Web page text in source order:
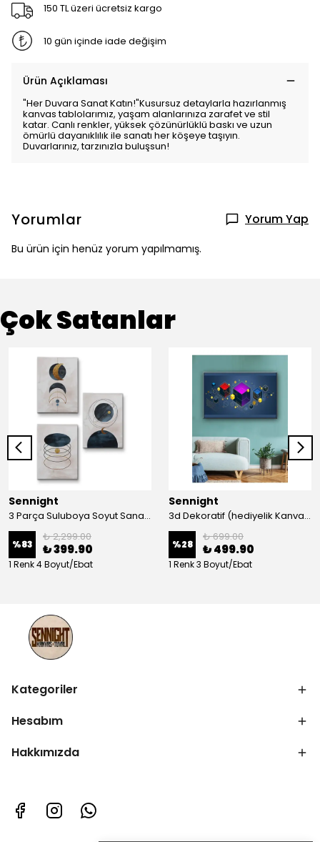
150 TL üzeri ücretsiz kargo
10 gün içinde iade değişim
Ürün Açıklaması
"Her Duvara Sanat Katın!"Kusursuz detaylarla hazırlanmış
kanvas tablolarımız, yaşam alanlarınıza zarafet ve stil
katar. Canlı renkler, yüksek çözünürlüklü baskı ve uzun
ömürlü dayanıklılık ile sanatı her köşeye taşıyın.
Duvarlarınız, tarzınızla buluşsun!
Yorumlar Yorum Yap
Bu ürün için henüz yorum yapılmamış.
Çok Satanlar
Sennight
3 Parça Suluboya Soyut Sanat Koleksiyonu Dekoratif Kanvas Tablo
%83
₺ 2,299.00
₺ 399.90
1 Renk 4 Boyut/Ebat
Sennight
3d Dekoratif (hediyelik Kanvas Tablo)
%28
₺ 699.00
₺ 499.90
1 Renk 3 Boyut/Ebat
Kategoriler
Hesabım
Hakkımızda